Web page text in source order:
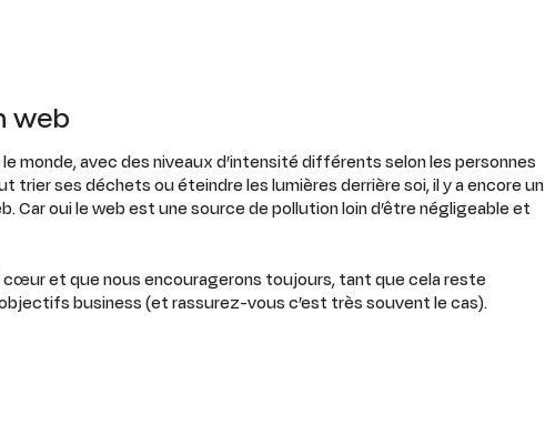
web
monde, avec des niveaux d’intensité différents selon les personnes
trier ses déchets ou éteindre les lumières derrière soi, il y a encore un
Car oui le web est une source de pollution loin d’être négligeable et
et que nous encouragerons toujours, tant que cela reste
business (et rassurez-vous c’est très souvent le cas).